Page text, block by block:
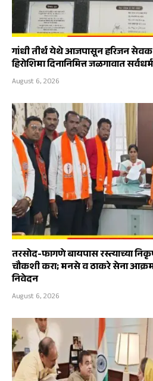
गांधी तीर्थ येथे आजपासून हरिजन सेवक
हिरोशिमा दिनानिमित्त जळगावात सर्वधर्म
August 6, 2026
तरसोद-फागणे बायपास रस्त्याच्या
चौकशी करा; मनसे व ठाकरे सेना
निवेदन
August 6, 2026